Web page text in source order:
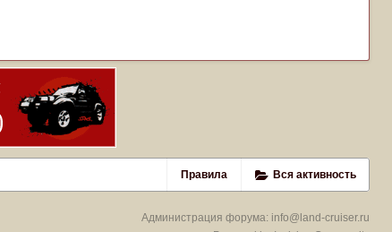
Правила Вся активность
Администрация форума: info@land-cruiser.ru